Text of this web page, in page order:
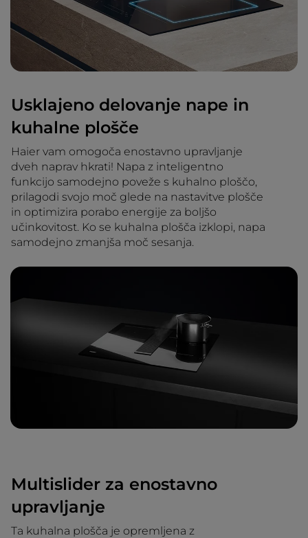
Usklajeno delovanje nape in
kuhalne plošče
Haier vam omogoča enostavno upravljanje
dveh naprav hkrati! Napa z inteligentno
funkcijo samodejno poveže s kuhalno ploščo,
prilagodi svojo moč glede na nastavitve plošče
in optimizira porabo energije za boljšo
učinkovitost. Ko se kuhalna plošča izklopi, napa
samodejno zmanjša moč sesanja.
Multislider za enostavno
upravljanje
Ta kuhalna plošča je opremljena z